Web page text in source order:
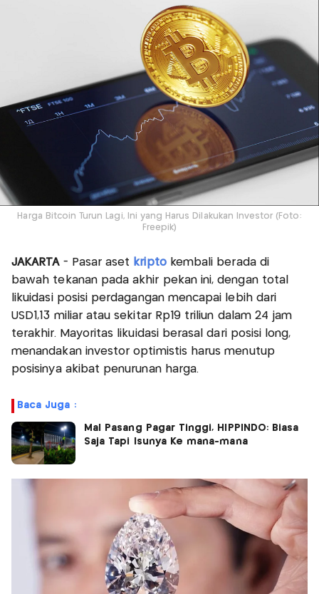
Harga Bitcoin Turun Lagi, Ini yang Harus Dilakukan Investor (Foto:
Freepik)
JAKARTA- Pasar aset kriptokembali berada di
bawah tekanan pada akhir pekan ini, dengan total
likuidasi posisi perdagangan mencapai lebih dari
USD1,13 miliar atau sekitar Rp19 triliun dalam 24 jam
terakhir. Mayoritas likuidasi berasal dari posisi long,
menandakan investor optimistis harus menutup
posisinya akibat penurunan harga.
Baca Juga :
Mal Pasang Pagar Tinggi, HIPPINDO: Biasa
Saja Tapi Isunya Ke mana-mana